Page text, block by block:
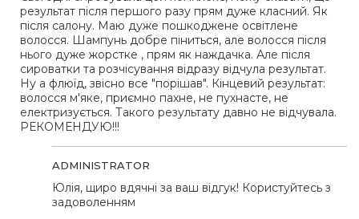
результат після першого разу прям дуже класний. Як
після салону. Маю дуже пошкоджене освітлене
волосся. Шампунь добре піниться, але волосся після
нього дуже жорстке , прям як наждачка. Але після
сироватки та розчісування відразу відчула результат.
Ну а флюїд, звісно все "порішав". Кінцевий результат:
волосся м'яке, приємно пахне, не пухнасте, не
електризується. Такого результату давно не відчувала.
РЕКОМЕНДУЮ!!!
ADMINISTRATOR
Юлія, щиро вдячні за ваш відгук! Користуйтесь з
задоволенням